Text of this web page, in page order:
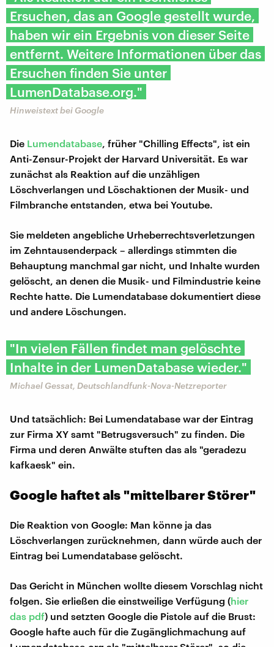
Ersuchen, das an Google gestellt wurde,
haben wir ein Ergebnis von dieser Seite
entfernt. Weitere Informationen über das
Ersuchen finden Sie unter
LumenDatabase.org."
Hinweistext bei Google
Die Lumendatabase , früher "Chilling Effects", ist ein
Anti-Zensur-Projekt der Harvard Universität. Es war
zunächst als Reaktion auf die unzähligen
Löschverlangen und Löschaktionen der Musik- und
Filmbranche entstanden, etwa bei Youtube.
Sie meldeten angebliche Urheberrechtsverletzungen
im Zehntausenderpack – allerdings stimmten die
Behauptung manchmal gar nicht, und Inhalte wurden
gelöscht, an denen die Musik- und Filmindustrie keine
Rechte hatte. Die Lumendatabase dokumentiert diese
und andere Löschungen.
"In vielen Fällen findet man gelöschte
Inhalte in der LumenDatabase wieder."
Michael Gessat, Deutschlandfunk-Nova-Netzreporter
Und tatsächlich: Bei Lumendatabase war der Eintrag
zur Firma XY samt "Betrugsversuch" zu finden. Die
Firma und deren Anwälte stuften das als "geradezu
kafkaesk" ein.
Google haftet als "mittelbarer Störer"
Die Reaktion von Google: Man könne ja das
Löschverlangen zurücknehmen, dann würde auch der
Eintrag bei Lumendatabase gelöscht.
Das Gericht in München wollte diesem Vorschlag nicht
folgen. Sie erließen die einstweilige Verfügung (hier
das pdf) und setzten Google die Pistole auf die Brust:
Google hafte auch für die Zugänglichmachung auf